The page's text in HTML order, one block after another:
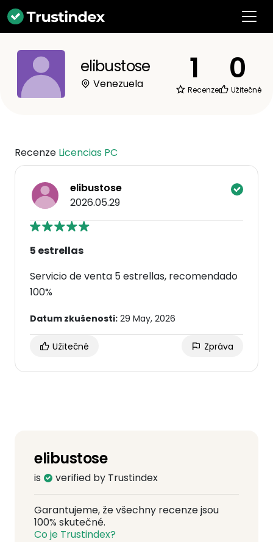
elibustose
Venezuela 1
Recenze
0
Užitečné
Recenze Licencias PC
elibustose
2026.05.29
5 estrellas
Servicio de venta 5 estrellas, recomendado
100%
Datum zkušenosti: 29 May, 2026
Užitečné Zpráva
elibustose
is verified by Trustindex
Garantujeme, že všechny recenze jsou
100% skutečné.
Co je Trustindex?